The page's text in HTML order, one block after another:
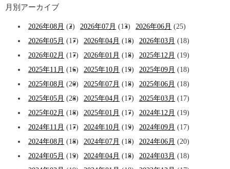
月別アーカイブ
2026年08月 (2) 2026年07月 (13) 2026年06月 (25)
2026年05月 (17) 2026年04月 (18) 2026年03月 (18)
2026年02月 (17) 2026年01月 (18) 2025年12月 (19)
2025年11月 (16) 2025年10月 (19) 2025年09月 (18)
2025年08月 (20) 2025年07月 (18) 2025年06月 (18)
2025年05月 (28) 2025年04月 (17) 2025年03月 (17)
2025年02月 (18) 2025年01月 (17) 2024年12月 (19)
2024年11月 (17) 2024年10月 (19) 2024年09月 (17)
2024年08月 (18) 2024年07月 (18) 2024年06月 (20)
2024年05月 (19) 2024年04月 (18) 2024年03月 (18)